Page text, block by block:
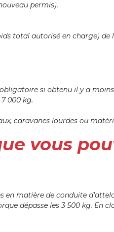
permis).
total autorisé en charge)
si obtenu il y a moins
000 kg.
caravanes lourdes ou
vous
en matière de conduite
dépasse les 3 500 kg. En